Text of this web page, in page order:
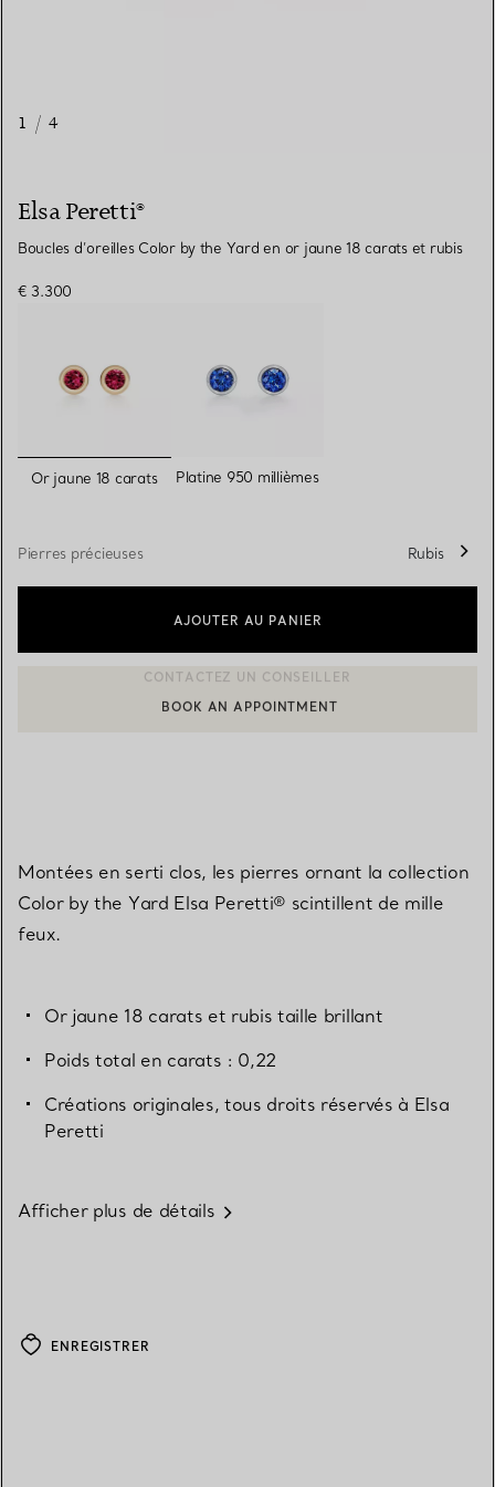
1 / 4
Elsa Peretti®
Boucles d’oreilles Color by the Yard en or jaune 18 carats et rubis
€ 3.300
sélectionnés
Or jaune 18 carats Platine 950 millièmes
Pierres précieuses Rubis
AJOUTER AU PANIER
CONTACTER UN CONSEILLER CLIENT OU PRENDRE RENDEZ-
BOOK AN APPOINTMENT
Montées en serti clos, les pierres ornant la collection
Color by the Yard Elsa Peretti® scintillent de mille
feux.
Or jaune 18 carats et rubis taille brillant
Poids total en carats : 0,22
Créations originales, tous droits réservés à Elsa
Peretti
Afficher plus de détails
ENREGISTRER